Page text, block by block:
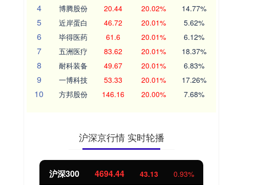
4 博腾股份 20.44 20.02% 14.77%
5 近岸蛋白 46.72 20.01% 5.62%
6 毕得医药 61.6 20.01% 6.12%
7 五洲医疗 83.62 20.01% 18.37%
8 耐科装备 49.67 20.01% 6.83%
9 一博科技 53.33 20.01% 17.26%
10 方邦股份 146.16 20.00% 7.68%
沪深京行情 实时轮播
北证50 1134.24 11.37 1.01%